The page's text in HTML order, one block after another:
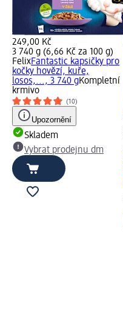
249,00 Kč
3 740 g (6,66 Kč za 100 g)
FelixFantastic kapsičky pro
kočky hovězí, kuře,
losos,..., 3 740 gKompletní
krmivo
(10)
Upozornění
Skladem
Vybrat prodejnu dm